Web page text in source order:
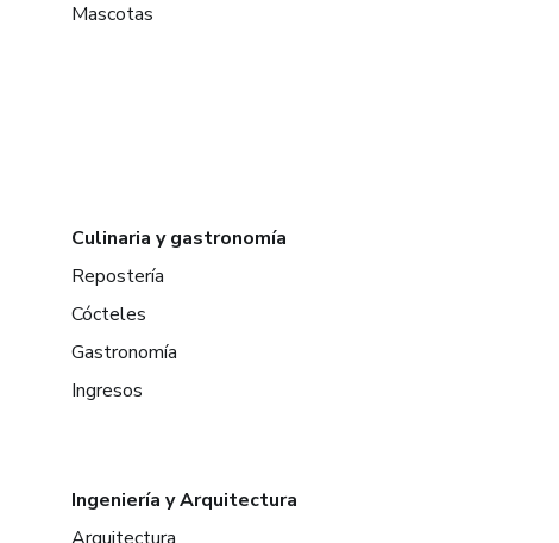
Mascotas
Culinaria y gastronomía
Repostería
Cócteles
Gastronomía
Ingresos
Ingeniería y Arquitectura